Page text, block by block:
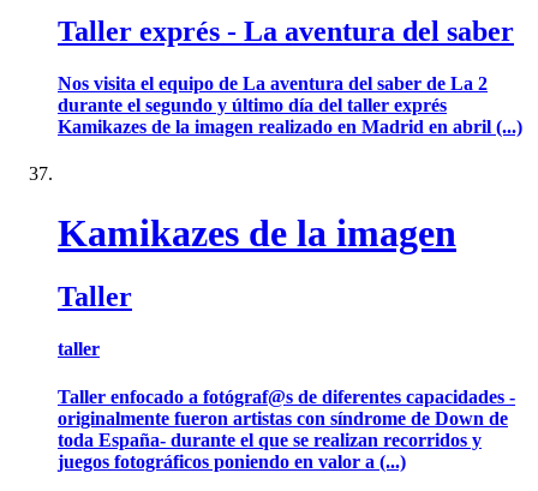
Taller exprés - La aventura del saber
Nos visita el equipo de La aventura del saber de La 2
durante el segundo y último día del taller exprés
Kamikazes de la imagen realizado en Madrid en abril (...)
Kamikazes de la imagen
Taller
taller
Taller enfocado a fotógraf@s de diferentes capacidades -
originalmente fueron artistas con síndrome de Down de
toda España- durante el que se realizan recorridos y
juegos fotográficos poniendo en valor a (...)